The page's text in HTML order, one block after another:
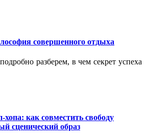
совершенного отдыха
разберем, в чем секрет успеха
как совместить свободу
сценический образ